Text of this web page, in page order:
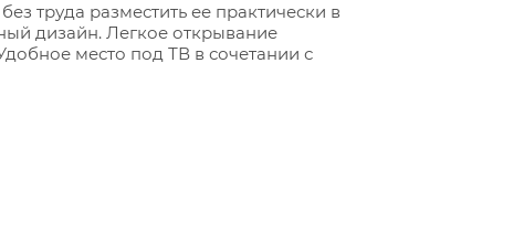
труда разместить ее практически в
дизайн. Легкое открывание
место под ТВ в сочетании с